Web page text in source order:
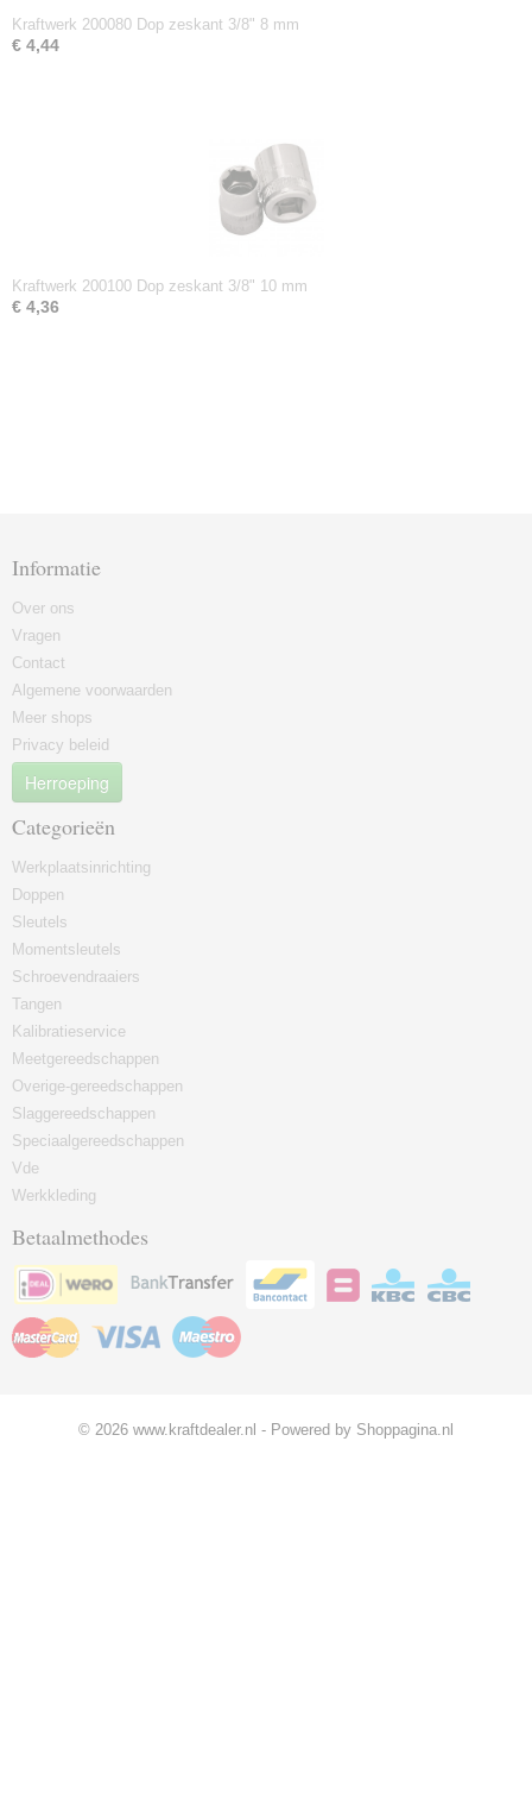
Kraftwerk 200080 Dop zeskant 3/8" 8 mm
€ 4,44
Kraftwerk 200100 Dop zeskant 3/8" 10 mm
€ 4,36
Informatie
Over ons
Vragen
Contact
Algemene voorwaarden
Meer shops
Privacy beleid
Herroeping
Categorieën
Werkplaatsinrichting
Doppen
Sleutels
Momentsleutels
Schroevendraaiers
Tangen
Kalibratieservice
Meetgereedschappen
Overige-gereedschappen
Slaggereedschappen
Speciaalgereedschappen
Vde
Werkkleding
Betaalmethodes
© 2026 www.kraftdealer.nl - Powered by Shoppagina.nl